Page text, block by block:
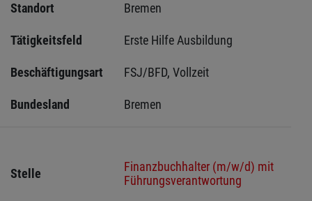
Standort
Bremen
Tätigkeitsfeld Erste Hilfe Ausbildung
Beschäftigungsart FSJ/BFD, Vollzeit
Bundesland Bremen
Stelle
Finanzbuchhalter (m/w/d) mit
Führungsverantwortung